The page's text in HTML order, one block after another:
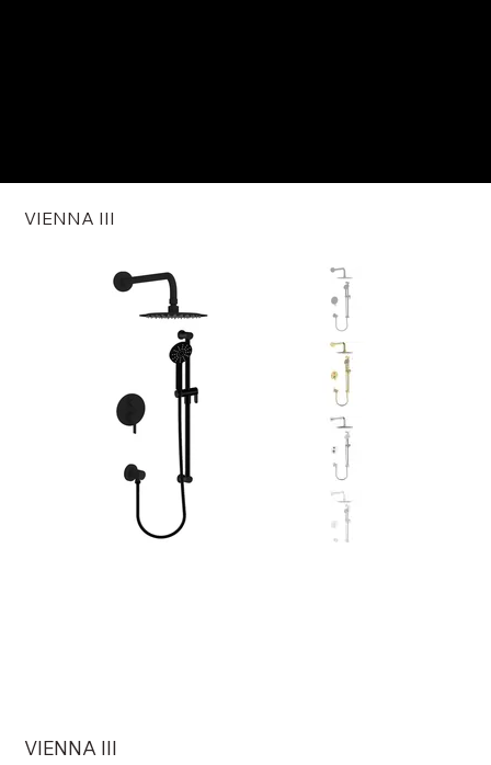
VIENNA III
VIENNA III